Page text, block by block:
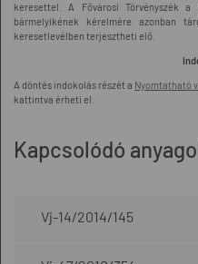
keresettel. A Fővárosi Törvényszék
bármelyikének kérelmére azonban
keresetlevélben terjesztheti elő.
A döntés indokolás részét a Nyomtatható
kattintva érheti el.
Kapcsolódó
Vj-14/2014/145